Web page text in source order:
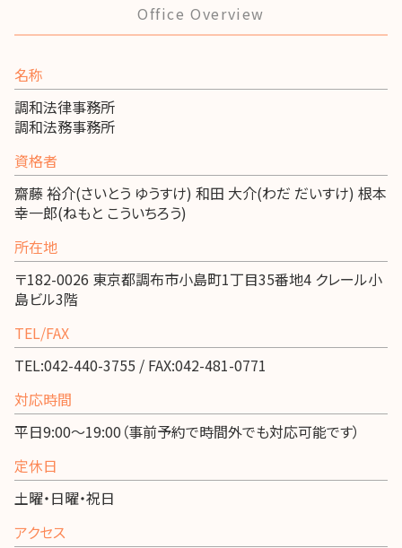
Office Overview
名称
調和法律事務所
調和法務事務所
資格者
齋藤 裕介(さいとう ゆうすけ) 和田 大介(わだ だいすけ) 根本
幸一郎(ねもと こういちろう)
所在地
〒182-0026 東京都調布市小島町1丁目35番地4 クレール小
島ビル3階
TEL/FAX
TEL:042-440-3755 / FAX:042-481-0771
対応時間
平日9:00～19:00（事前予約で時間外でも対応可能です）
定休日
土曜・日曜・祝日
アクセス